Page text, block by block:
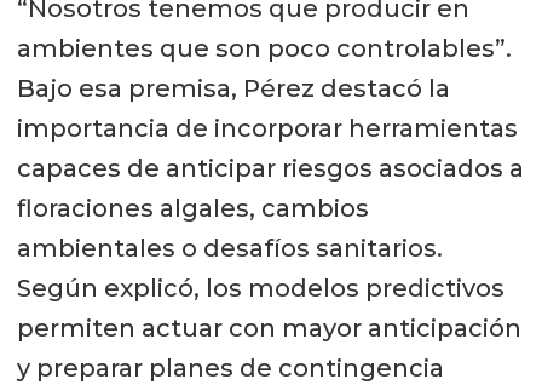
“Nosotros tenemos que producir en
ambientes que son poco controlables”.
Bajo esa premisa, Pérez destacó la
importancia de incorporar herramientas
capaces de anticipar riesgos asociados a
floraciones algales, cambios
ambientales o desafíos sanitarios.
Según explicó, los modelos predictivos
permiten actuar con mayor anticipación
y preparar planes de contingencia